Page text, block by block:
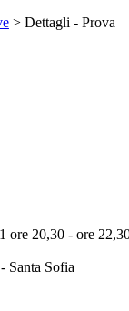
> Dettagli - Prova
ore 20,30 - ore
- Santa Sofia